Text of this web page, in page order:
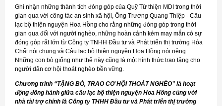
Ghi nhận những thành tích đóng góp của Quỹ Từ thiện MDI trong thời
gian qua với công tác an sinh xã hội, Ông Trương Quang Thiệp - Câu
lạc bộ thiện nguyện Hoa Hồng cho rằng những đóng góp trong thời
gian qua đối với người nghèo, những hoàn cảnh kém may mắn có sự
đóng góp rất lớn từ Công ty TNHH Đầu tư và Phát triển thị trường Hóa
Chất nói chung và Câu lạc bộ thiện nguyện Hoa Hồng nói riêng.
Những con bò giống như thế này cũng là một hình thức trao tặng cho
người dân cơ hội thoát nghèo bền vững.
Chương trình “TẶNG BÒ, TRAO CƠ HỘI THOÁT NGHÈO” là hoạt
động đồng hành giữa câu lạc bộ thiện nguyện Hoa Hồng cùng với
nhà tài trợ chính là Công ty THHH Đầu tư và Phát triển thị trường